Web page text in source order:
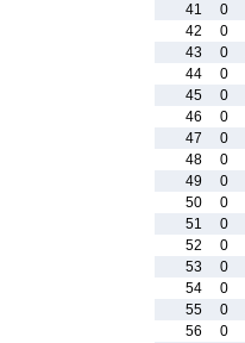
41
0
42
0
43
0
44
0
45
0
46
0
47
0
48
0
49
0
50
0
51
0
52
0
53
0
54
0
55
0
56
0